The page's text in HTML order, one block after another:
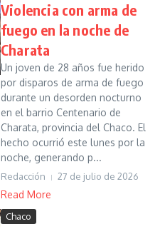
Violencia con arma de
fuego en la noche de
Charata
Un joven de 28 años fue herido
por disparos de arma de fuego
durante un desorden nocturno
en el barrio Centenario de
Charata, provincia del Chaco. El
hecho ocurrió este lunes por la
noche, generando p...
Redacción 27 de julio de 2026
Read More
Chaco